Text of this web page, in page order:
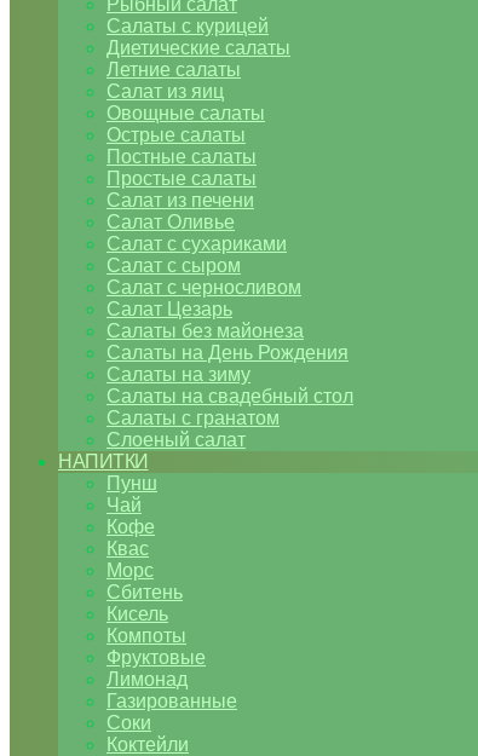
Рыбный салат
Салаты с курицей
Диетические салаты
Летние салаты
Салат из яиц
Овощные салаты
Острые салаты
Постные салаты
Простые салаты
Салат из печени
Салат Оливье
Салат с сухариками
Салат с сыром
Салат с черносливом
Салат Цезарь
Салаты без майонеза
Салаты на День Рождения
Салаты на зиму
Салаты на свадебный стол
Салаты с гранатом
Слоеный салат
НАПИТКИ
Пунш
Чай
Кофе
Квас
Морс
Сбитень
Кисель
Компоты
Фруктовые
Лимонад
Газированные
Соки
Коктейли